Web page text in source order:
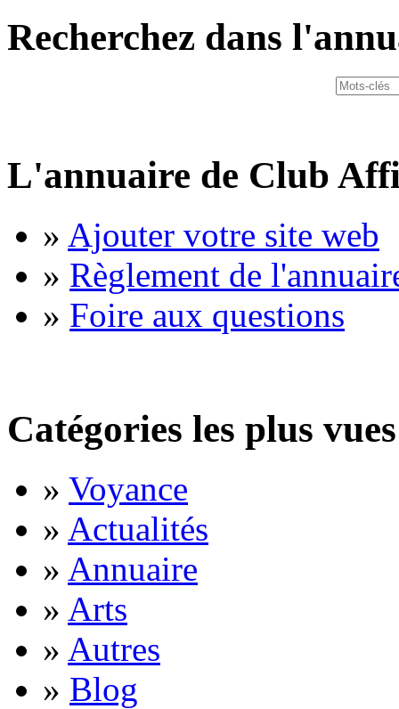
Recherchez dans
L'annuaire de Club
» Ajouter votre site web
» Règlement de
» Foire aux questions
Catégories les plus vues
» Voyance
» Actualités
» Annuaire
» Arts
» Autres
» Blog